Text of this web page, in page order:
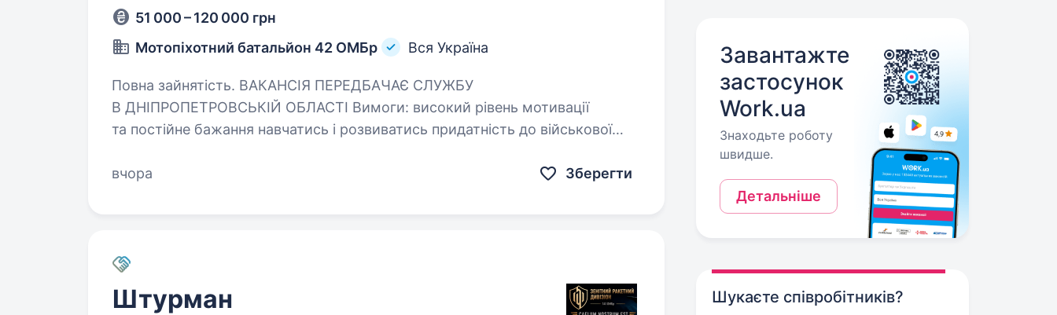
51 000 – 120 000 грн
Мотопіхотний батальйон 42 ОМБр
Вся Україна
Повна зайнятість. ВАКАНСІЯ ПЕРЕДБАЧАЄ СЛУЖБУ
В ДНІПРОПЕТРОВСЬКІЙ ОБЛАСТІ Вимоги: високий рівень мотивації
та постійне бажання навчатись і розвиватись придатність до військової
вчора
Зберегти
Штурман
Завантажте
застосунок
Work.ua
Знаходьте роботу
швидше.
Детальніше
Шукаєте співробітників?